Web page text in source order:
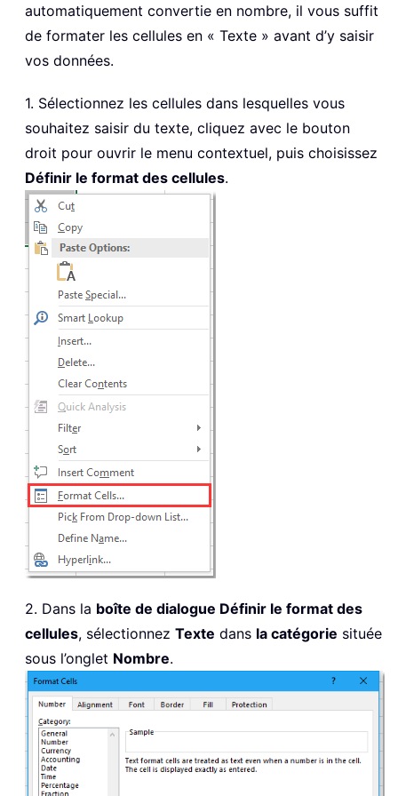
automatiquement convertie en nombre, il vous suffit
de formater les cellules en « Texte » avant d’y saisir
vos données.
1. Sélectionnez les cellules dans lesquelles vous
souhaitez saisir du texte, cliquez avec le bouton
droit pour ouvrir le menu contextuel, puis choisissez
Définir le format des cellules.
2. Dans la boîte de dialogue Définir le format des
cellules, sélectionnez Texte dans la catégorie située
sous l’onglet Nombre.